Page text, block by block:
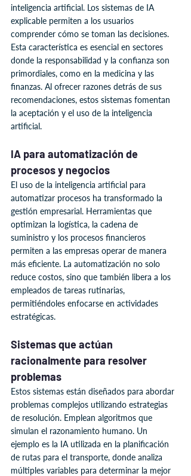
inteligencia artificial. Los sistemas de IA
explicable permiten a los usuarios
comprender cómo se toman las decisiones.
Esta característica es esencial en sectores
donde la responsabilidad y la confianza son
primordiales, como en la medicina y las
finanzas. Al ofrecer razones detrás de sus
recomendaciones, estos sistemas fomentan
la aceptación y el uso de la inteligencia
artificial.
IA para automatización de
procesos y negocios
El uso de la inteligencia artificial para
automatizar procesos ha transformado la
gestión empresarial. Herramientas que
optimizan la logística, la cadena de
suministro y los procesos financieros
permiten a las empresas operar de manera
más eficiente. La automatización no solo
reduce costos, sino que también libera a los
empleados de tareas rutinarias,
permitiéndoles enfocarse en actividades
estratégicas.
Sistemas que actúan
racionalmente para resolver
problemas
Estos sistemas están diseñados para abordar
problemas complejos utilizando estrategias
de resolución. Emplean algoritmos que
simulan el razonamiento humano. Un
ejemplo es la IA utilizada en la planificación
de rutas para el transporte, donde analiza
múltiples variables para determinar la mejor